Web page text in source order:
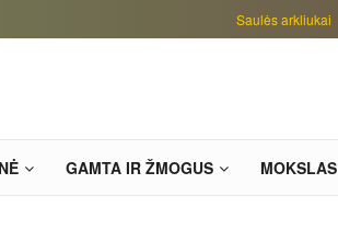
Saulės arkliukai
GAMTA IR ŽMOGUS MOKSLAS